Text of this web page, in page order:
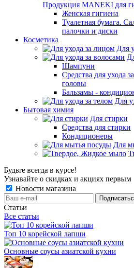
Продукция MANEKI для
Женская гигиена
Туалетная бумага.
палочки и диски
Косметика
Для
Шампуни
Средства для ухода
головы
Бальзамы -
Для
Бытовая химия
Для стирки
Средства для стирки
Кондиционеры
Для
Будьте всегда в курсе!
Узнавайте о скидках и акциях первым
Новости магазина
Статьи
Все статьи
Топ 10 корейской лапши
Основные соусы азиатской кухни